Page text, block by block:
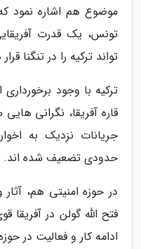
موضوع هم اشاره نمود
تونس، یک قدرت
تواند ترکیه را در تنگنا
ترکیه با وجود
قاره آفریقا، نگرانی
جریانات نزدیک به
حدودی تضعیف شده اند.
در حوزه امنیتی هم،
فتح الله گولن در
ادامه کار و فعالیت در